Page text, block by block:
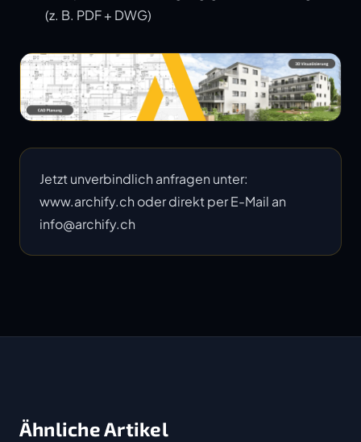
(z. B. PDF + DWG)
Jetzt unverbindlich anfragen unter:
www.archify.ch oder direkt per E-Mail an
info@archify.ch
Ähnliche Artikel